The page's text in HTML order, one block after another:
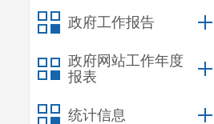
政府工作报告
政府网站工作年度
报表
统计信息